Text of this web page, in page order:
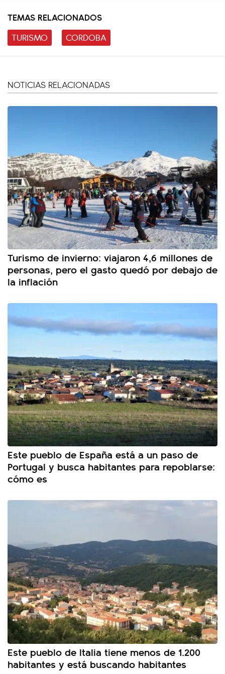
TEMAS RELACIONADOS
TURISMO
CORDOBA
NOTICIAS RELACIONADAS
Turismo de invierno: viajaron 4,6 millones de
personas, pero el gasto quedó por debajo de
la inflación
Este pueblo de España está a un paso de
Portugal y busca habitantes para repoblarse:
cómo es
Este pueblo de Italia tiene menos de 1.200
habitantes y está buscando habitantes